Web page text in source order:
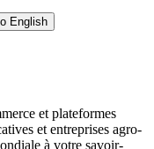
English
et plateformes
et entreprises agro-
à votre savoir-